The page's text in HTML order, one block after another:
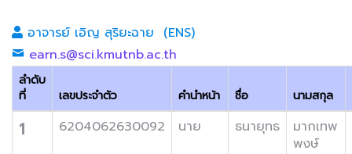
อาจารย์ เอิญ สุริยะฉาย (ENS)
earn.s@sci.kmutnb.ac.th
ลำดับ
ที่
เลขประจำตัว คำนำหน้า ชื่อ นามสกุล
1 6204062630092 นาย ธนายุทธ
มากเทพ
พงษ์